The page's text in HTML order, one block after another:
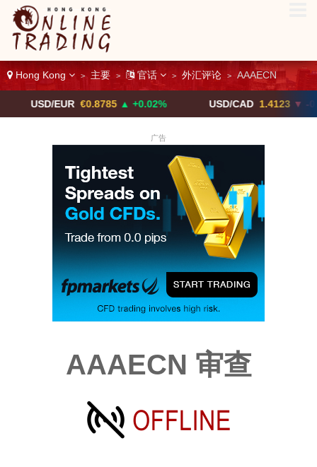
Hong Kong > 主要 > 官话 > 外汇评论 > AAAECN
€0.8785 ▲ +0.02% USD/CAD 1.4123 ▼ -0.01%
广告
AAAECN 审查